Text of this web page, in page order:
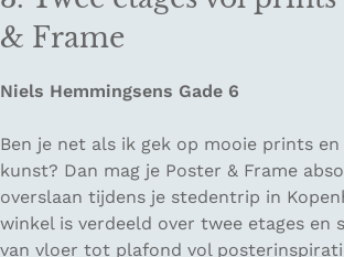
& Frame
Niels Hemmingsens Gade 6
Ben je net als ik gek op mooie prints
kunst? Dan mag je Poster & Frame
overslaan tijdens je stedentrip in
winkel is verdeeld over twee etages en
van vloer tot plafond vol